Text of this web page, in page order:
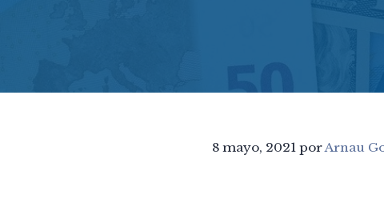
8 mayo, 2021 por Arnau